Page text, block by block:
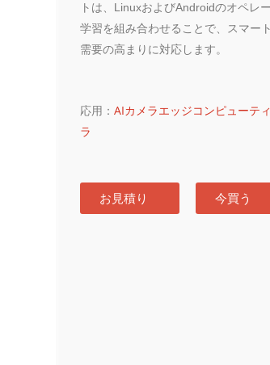
トは、LinuxおよびAndroidのオペレ
学習を組み合わせることで、スマー
需要の高まりに対応します。
応用： AIカメラエッジコンピューテ
ラ
お見積り 今買う